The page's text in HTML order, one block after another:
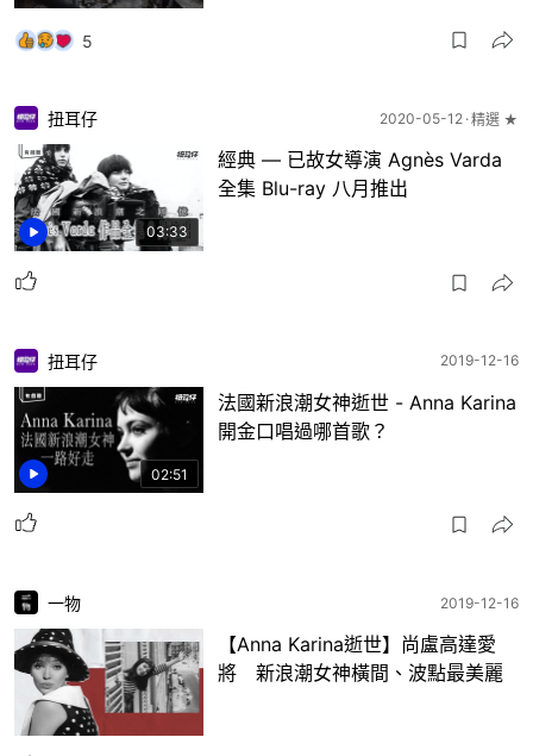
5
03:33
扭耳仔 2020-05-12 精選 ★
經典 — 已故女導演 Agnès Varda
全集 Blu-ray 八月推出
02:51
扭耳仔 2019-12-16
法國新浪潮女神逝世 - Anna Karina
開金口唱過哪首歌？
一物 2019-12-16
【Anna Karina逝世】尚盧高達愛
將 新浪潮女神橫間、波點最美麗